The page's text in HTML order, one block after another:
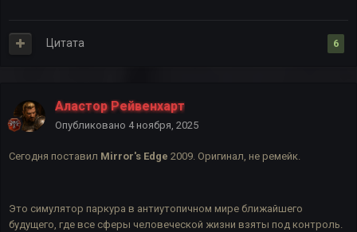
6
Цитата
Аластор Рейвенхарт
Опубликовано 4 ноября, 2025
Сегодня поставил Mirror's Edge 2009. Оригинал, не ремейк.
Это симулятор паркура в антиутопичном мире ближайшего
будущего, где все сферы человеческой жизни взяты под контроль.